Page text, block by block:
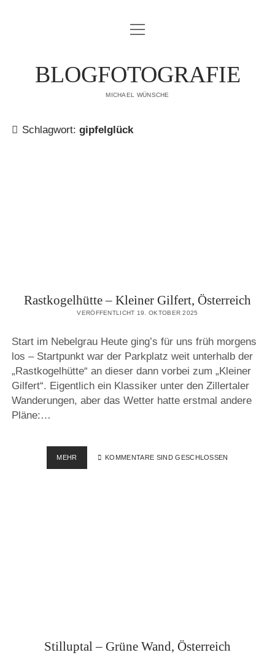
IMPRESSUM
Menü
öffnen
BLOGFOTOGRAFIE
MICHAEL WÜNSCHE
Schlagwort: gipfelglück
Rastkogelhütte – Kleiner Gilfert, Österreich
VERÖFFENTLICHT 19. OKTOBER 2025
Start im Nebelgrau Heute ging’s für uns früh morgens
los – Startpunkt war der Parkplatz weit unterhalb der
„Rastkogelhütte“ an dieser dann vorbei zum „Kleiner
Gilfert“. Eigentlich ein Klassiker unter den Zillertaler
Wanderungen, aber das Wetter hatte erstmal andere
Pläne:…
MEHR RASTKOGELHÜTTE
–
KOMMENTARE SIND GESCHLOSSEN
Stilluptal – Grüne Wand, Österreich